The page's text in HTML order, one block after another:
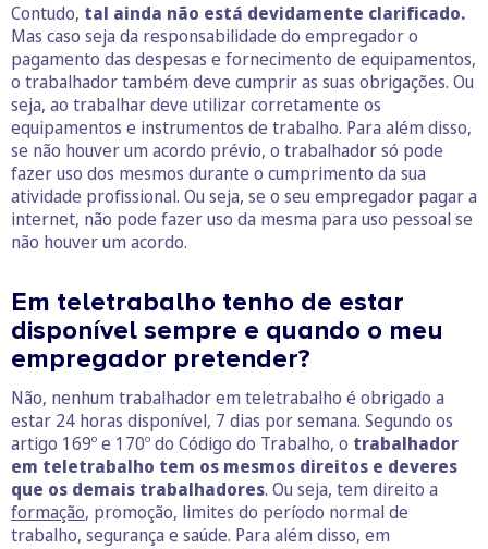
Contudo, tal ainda não está devidamente clarificado.
Mas caso seja da responsabilidade do empregador o
pagamento das despesas e fornecimento de equipamentos,
o trabalhador também deve cumprir as suas obrigações. Ou
seja, ao trabalhar deve utilizar corretamente os
equipamentos e instrumentos de trabalho. Para além disso,
se não houver um acordo prévio, o trabalhador só pode
fazer uso dos mesmos durante o cumprimento da sua
atividade profissional. Ou seja, se o seu empregador pagar a
internet, não pode fazer uso da mesma para uso pessoal se
não houver um acordo.
Em teletrabalho tenho de estar
disponível sempre e quando o meu
empregador pretender?
Não, nenhum trabalhador em teletrabalho é obrigado a
estar 24 horas disponível, 7 dias por semana. Segundo os
artigo 169º e 170º do Código do Trabalho, o trabalhador
em teletrabalho tem os mesmos direitos e deveres
que os demais trabalhadores. Ou seja, tem direito a
formação, promoção, limites do período normal de
trabalho, segurança e saúde. Para além disso, em